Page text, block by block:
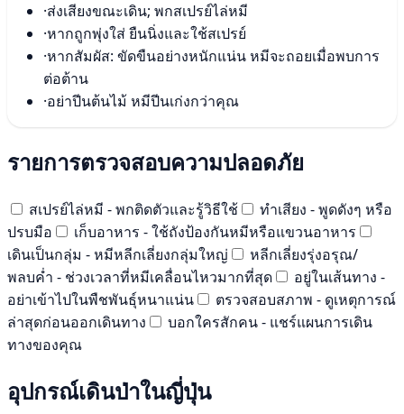
·ส่งเสียงขณะเดิน; พกสเปรย์ไล่หมี
·หากถูกพุ่งใส่ ยืนนิ่งและใช้สเปรย์
·หากสัมผัส: ขัดขืนอย่างหนักแน่น หมีจะถอยเมื่อพบการ
ต่อต้าน
·อย่าปีนต้นไม้ หมีปีนเก่งกว่าคุณ
รายการตรวจสอบความปลอดภัย
สเปรย์ไล่หมี - พกติดตัวและรู้วิธีใช้
ทำเสียง - พูดดังๆ หรือ
ปรบมือ
เก็บอาหาร - ใช้ถังป้องกันหมีหรือแขวนอาหาร
เดินเป็นกลุ่ม - หมีหลีกเลี่ยงกลุ่มใหญ่
หลีกเลี่ยงรุ่งอรุณ/
พลบค่ำ - ช่วงเวลาที่หมีเคลื่อนไหวมากที่สุด
อยู่ในเส้นทาง -
อย่าเข้าไปในพืชพันธุ์หนาแน่น
ตรวจสอบสภาพ - ดูเหตุการณ์
ล่าสุดก่อนออกเดินทาง
บอกใครสักคน - แชร์แผนการเดิน
ทางของคุณ
อุปกรณ์เดินป่าในญี่ปุ่น